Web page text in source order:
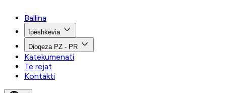
Ballina
Ipeshkëvia
Dioqeza PZ - PR
Katekumenati
Të rejat
Kontakti